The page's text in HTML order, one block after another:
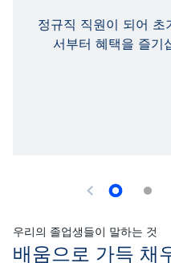
정규직 직원이 되어 초
서부터 혜택을 즐기
우리의 졸업생들이 말하는 것
배움으로 가득 채